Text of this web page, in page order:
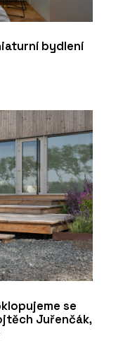
bydlení
se
Juřenčák,